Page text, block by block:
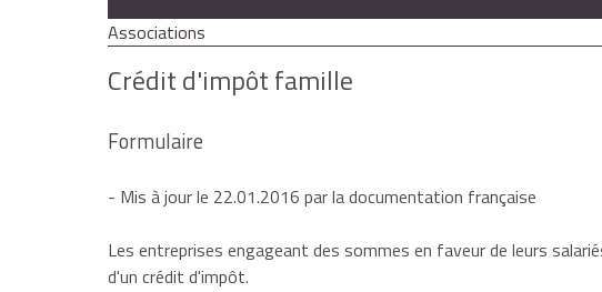
Associations
Crédit d'impôt famille
Formulaire
- Mis à jour le 22.01.2016 par la documentation française
Les entreprises engageant des sommes en faveur de leurs
d'un crédit d'impôt.